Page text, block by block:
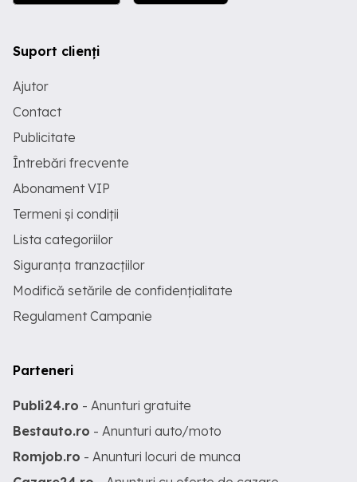
Suport clienți
Ajutor
Contact
Publicitate
Întrebări frecvente
Abonament VIP
Termeni și condiții
Lista categoriilor
Siguranța tranzacțiilor
Modifică setările de confidențialitate
Regulament Campanie
Parteneri
Publi24.ro - Anunturi gratuite
Bestauto.ro - Anunturi auto/moto
Romjob.ro - Anunturi locuri de munca